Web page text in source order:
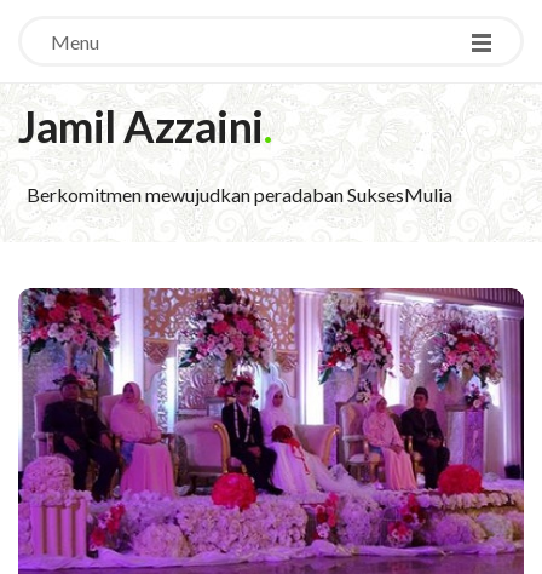
Menu
Jamil Azzaini.
Berkomitmen mewujudkan peradaban SuksesMulia